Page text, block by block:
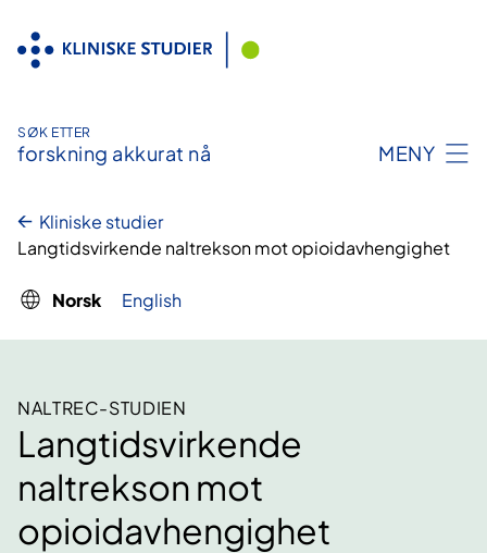
innhold
SØK ETTER
forskning akkurat nå MENY
Kliniske studier
Langtidsvirkende naltrekson mot opioidavhengighet
Norsk English
NALTREC-STUDIEN
Langtidsvirkende
naltrekson mot
opioidavhengighet